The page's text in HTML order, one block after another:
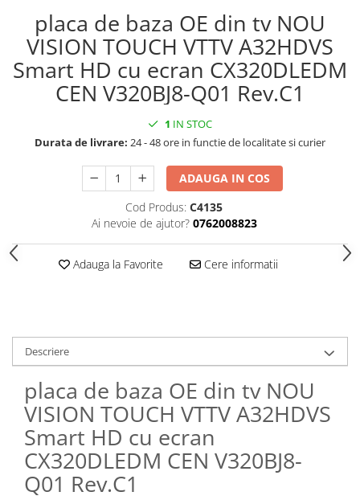
placa de baza OE din tv NOU
VISION TOUCH VTTV A32HDVS
Smart HD cu ecran CX320DLEDM
CEN V320BJ8-Q01 Rev.C1
1 IN STOC
Durata de livrare: 24 - 48 ore in functie de localitate si curier
ADAUGA IN COS
Cod Produs: C4135
Ai nevoie de ajutor? 0762008823
Adauga la Favorite Cere informatii
Descriere
placa de baza OE din tv NOU
VISION TOUCH VTTV A32HDVS
Smart HD cu ecran
CX320DLEDM CEN V320BJ8-
Q01 Rev.C1